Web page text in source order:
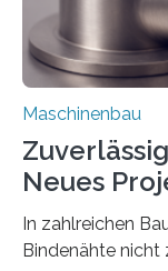
Maschinenbau
Neues
In zahlreichen
Bindenähte nicht